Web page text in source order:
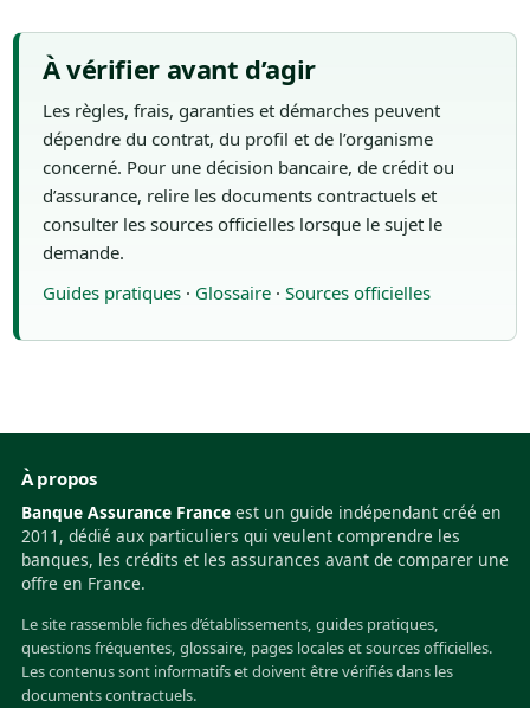
À vérifier avant d’agir
Les règles, frais, garanties et démarches peuvent
dépendre du contrat, du profil et de l’organisme
concerné. Pour une décision bancaire, de crédit ou
d’assurance, relire les documents contractuels et
consulter les sources officielles lorsque le sujet le
demande.
Guides pratiques· Glossaire· Sources officielles
À propos
Banque Assurance France est un guide indépendant créé en
2011, dédié aux particuliers qui veulent comprendre les
banques, les crédits et les assurances avant de comparer une
offre en France.
Le site rassemble fiches d’établissements, guides pratiques,
questions fréquentes, glossaire, pages locales et sources officielles.
Les contenus sont informatifs et doivent être vérifiés dans les
documents contractuels.